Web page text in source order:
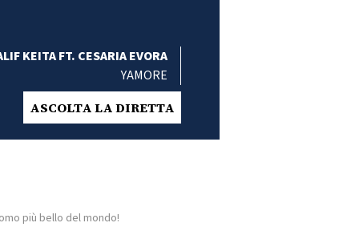
KEITA FT. CESARIA EVORA
YAMORE
ASCOLTA LA DIRETTA
più bello del mondo!